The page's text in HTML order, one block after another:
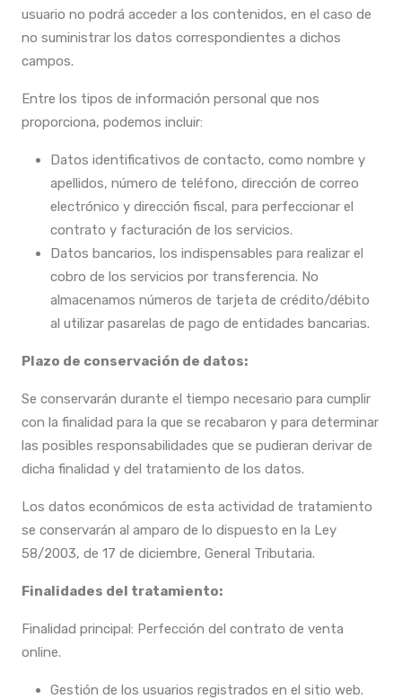
usuario no podrá acceder a los contenidos, en el caso de
no suministrar los datos correspondientes a dichos
campos.
Entre los tipos de información personal que nos
proporciona, podemos incluir:
Datos identificativos de contacto, como nombre y
apellidos, número de teléfono, dirección de correo
electrónico y dirección fiscal, para perfeccionar el
contrato y facturación de los servicios.
Datos bancarios, los indispensables para realizar el
cobro de los servicios por transferencia. No
almacenamos números de tarjeta de crédito/débito
al utilizar pasarelas de pago de entidades bancarias.
Plazo de conservación de datos:
Se conservarán durante el tiempo necesario para cumplir
con la finalidad para la que se recabaron y para determinar
las posibles responsabilidades que se pudieran derivar de
dicha finalidad y del tratamiento de los datos.
Los datos económicos de esta actividad de tratamiento
se conservarán al amparo de lo dispuesto en la Ley
58/2003, de 17 de diciembre, General Tributaria.
Finalidades del tratamiento:
Finalidad principal: Perfección del contrato de venta
online.
Gestión de los usuarios registrados en el sitio web.